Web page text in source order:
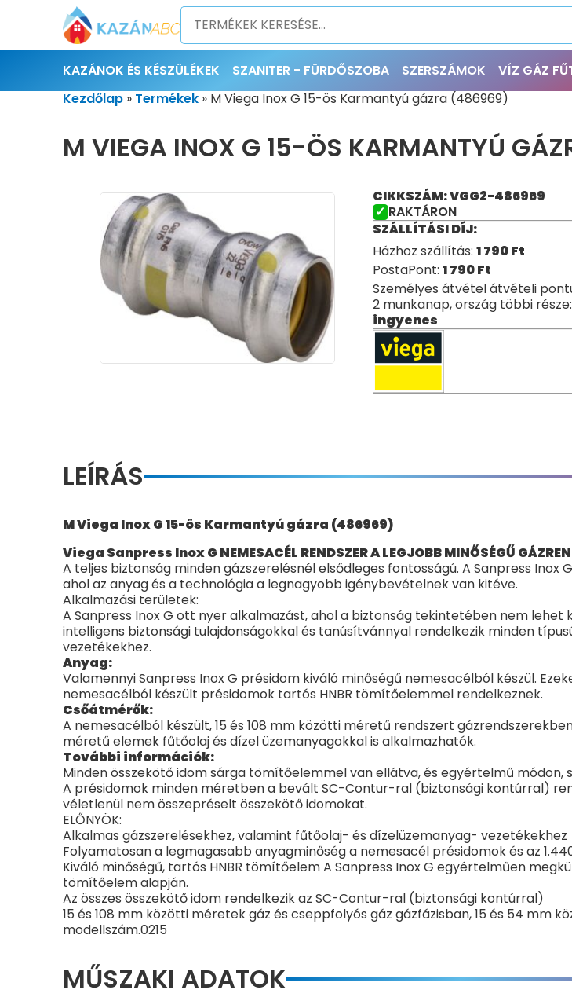
KAZÁNOK ÉS KÉSZÜLÉKEK SZANITER - FÜRDŐSZOBA SZERSZÁMOK VÍZ GÁZ
Kezdőlap » Termékek » M Viega Inox G 15-ös Karmantyú gázra (486969)
M VIEGA INOX G 15-ÖS KARMANTYÚ
CIKKSZÁM: VGG2-486969
RAKTÁRON
SZÁLLÍTÁSI DÍJ:
Házhoz szállítás: 1 790Ft
PostaPont: 1 790Ft
Személyes átvétel átvételi
2 munkanap, ország többi
ingyenes
LEÍRÁS
M Viega Inox G 15-ös Karmantyú gázra (486969)
Viega Sanpress Inox G NEMESACÉL RENDSZER A LEGJOBB MINŐSÉGŰ
A teljes biztonság minden gázszerelésnél elsődleges fontosságú. A Sanpress
ahol az anyag és a technológia a legnagyobb igénybevételnek van kitéve.
Alkalmazási területek:
A Sanpress Inox G ott nyer alkalmazást, ahol a biztonság tekintetében nem
intelligens biztonsági tulajdonságokkal és tanúsítvánnyal rendelkezik minden
vezetékekhez.
Anyag:
Valamennyi Sanpress Inox G présidom kiváló minőségű nemesacélból készül.
nemesacélból készült présidomok tartós HNBR tömítőelemmel rendelkeznek.
Csőátmérők:
A nemesacélból készült, 15 és 108 mm közötti méretű rendszert
méretű elemek fűtőolaj és dízel üzemanyagokkal is alkalmazhatók.
További információk:
Minden összekötő idom sárga tömítőelemmel van ellátva, és egyértelmű módon,
A présidomok minden méretben a bevált SC-Contur-ral (biztonsági kontúrral)
véletlenül nem összepréselt összekötő idomokat.
ELŐNYÖK:
Alkalmas gázszerelésekhez, valamint fűtőolaj- és dízelüzemanyag- vezetékekhez
Folyamatosan a legmagasabb anyagminőség a nemesacél présidomok és az
Kiváló minőségű, tartós HNBR tömítőelem A Sanpress Inox G egyértelműen
tömítőelem alapján.
Az összes összekötő idom rendelkezik az SC-Contur-ral (biztonsági kontúrral)
15 és 108 mm közötti méretek gáz és cseppfolyós gáz gázfázisban, 15 és 54 mm
modellszám.0215
MŰSZAKI ADATOK